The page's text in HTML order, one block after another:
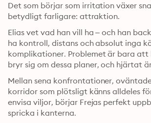
Det som börjar som irritation växer
betydligt farligare: attraktion.
Elias vet vad han vill ha – och han
ha kontroll, distans och absolut inga
komplikationer. Problemet är bara att
bryr sig om dessa planer, och hjärtat
Mellan sena konfrontationer,
korridor som plötsligt känns alldeles
envisa viljor, börjar Frejas perfekt
spricka i kanterna.